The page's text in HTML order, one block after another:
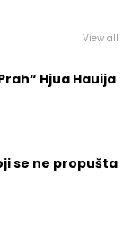
View all
Hjua Hauija
se ne propušta